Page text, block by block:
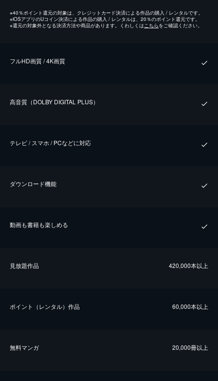
※40％ポイント還元の対象は、クレジットカード決済による作品の購入 / レンタルです。
※iOSアプリのUコイン決済による作品の購入 / レンタルは、20％のポイント還元です。
※還元の対象外となる決済方法や商品があります。くわしくは こちらをご確認ください。
フルHD画質 / 4K画質
⾼⾳質（DOLBY DIGITAL PLUS）
テレビ / スマホ / PCなどに対応
ダウンロード機能
動画も書籍も楽しめる
⾒放題作品 420,000本以上
ポイント（レンタル）作品 60,000本以上
無料マンガ 20,000冊以上